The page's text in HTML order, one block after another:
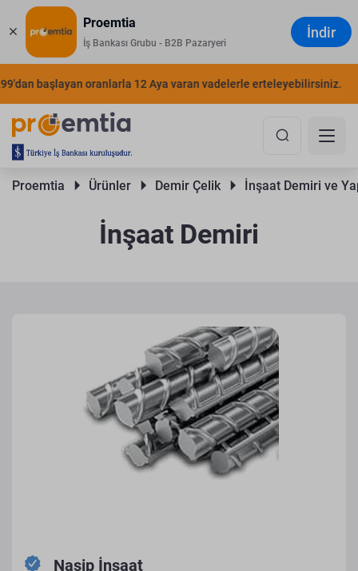
Proemtia
İş Bankası Grubu - B2B Pazaryeri
İndir
başlayan oranlarla 12 Aya varan vadelerle erteleyebilirsiniz.
Proemtia Ürünler Demir Çelik İnşaat Demiri ve
İnşaat Demiri
Nasip İnşaat